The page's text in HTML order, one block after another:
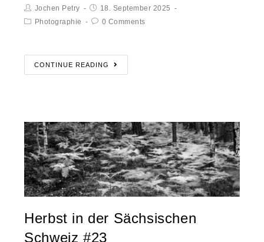
Jochen Petry
18. September 2025
Photographie
0 Comments
CONTINUE READING
Herbst in der Sächsischen
Schweiz #23